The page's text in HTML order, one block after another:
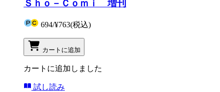
Ｓｈｏ－Ｃｏｍｉ 増刊
694/¥763(税込)
カートに追加
カートに追加しました
試し読み